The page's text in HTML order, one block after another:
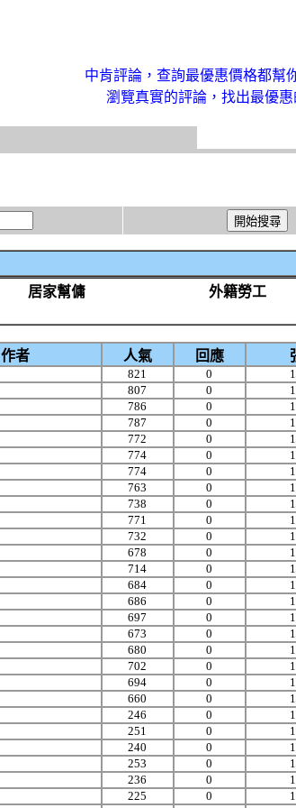
中肯評論，查詢最優惠價格都幫
瀏覽真實的評論，找出最優
居家幫傭
外籍勞工
作者 人氣 回應
821 0
807
0
786
0
787
0
772
0
774
0
774
0
763
0
738
0
771
0
732
0
678
0
714
0
684
0
686
0
697
0
673
0
680
0
702
0
694
0
660
0
246
0
251
0
240
0
253
0
236
0
225
0